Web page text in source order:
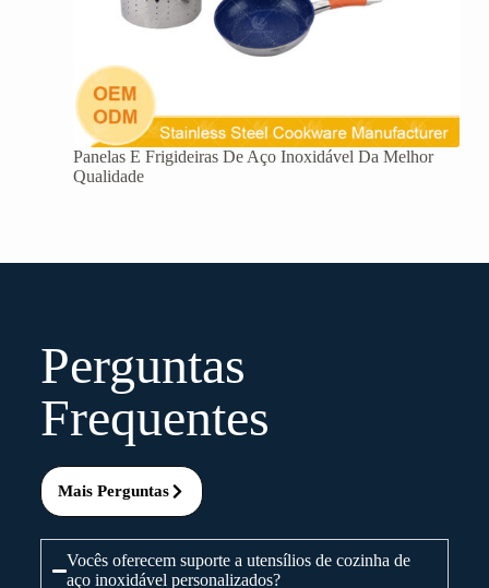
Panelas E Frigideiras De Aço Inoxidável Da Melhor
Qualidade
Perguntas
Frequentes
Mais Perguntas
Vocês oferecem suporte a utensílios de cozinha de
aço inoxidável personalizados?